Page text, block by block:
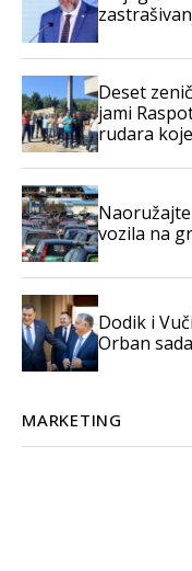
Deset
jami
rudara
vozila na
Dodik i
Orban
MARKETING